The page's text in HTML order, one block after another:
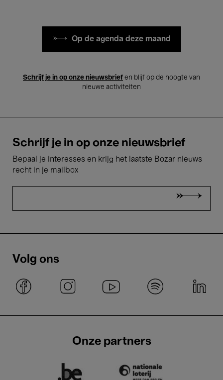
Op de agenda deze maand
Schrijf je in op onze nieuwsbrief en blijf op de hoogte van
nieuwe activiteiten
Schrijf je in op onze nieuwsbrief
Bepaal je interesses en krijg het laatste Bozar nieuws
recht in je mailbox
Volg ons
Onze partners